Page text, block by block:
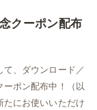
もやしの順に
る前に、中華
さらに移す。
クーポン配布
、ダウンロード／
ポン配布中！（以
たにお使いいただけ